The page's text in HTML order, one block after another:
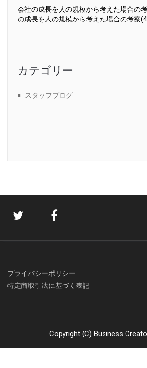
会社の成長を人の規模から考えた場合の
の成長を人の規模から考えた場合の考察
カテゴリー
スタッフブログ
プライバシーポリシー
特定商取引法に基づく表記
Copyright (C) Business